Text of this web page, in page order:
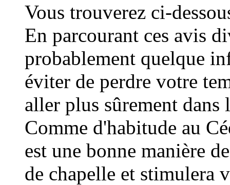
Vous trouverez ci-
En parcourant ces avis
probablement quelque
éviter de perdre votre
aller plus sûrement
Comme d'habitude au
est une bonne manière
de chapelle et stimulera